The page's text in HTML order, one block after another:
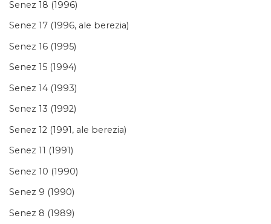
Senez 18 (1996)
Senez 17 (1996, ale berezia)
Senez 16 (1995)
Senez 15 (1994)
Senez 14 (1993)
Senez 13 (1992)
Senez 12 (1991, ale berezia)
Senez 11 (1991)
Senez 10 (1990)
Senez 9 (1990)
Senez 8 (1989)